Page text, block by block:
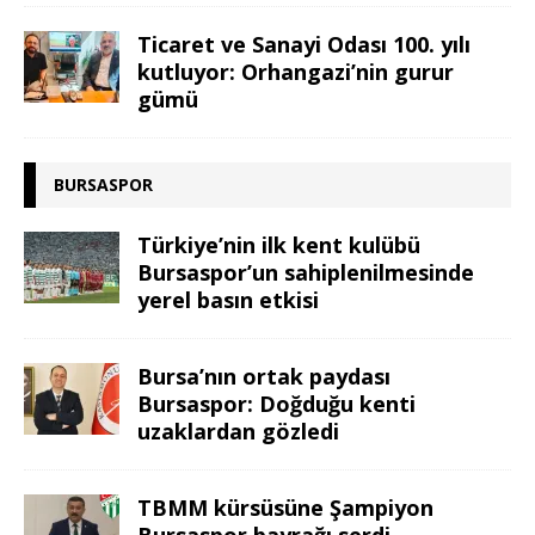
Ticaret ve Sanayi Odası 100. yılı
kutluyor: Orhangazi’nin gurur
gümü
BURSASPOR
Türkiye’nin ilk kent kulübü
Bursaspor’un sahiplenilmesinde
yerel basın etkisi
Bursa’nın ortak paydası
Bursaspor: Doğduğu kenti
uzaklardan gözledi
TBMM kürsüsüne Şampiyon